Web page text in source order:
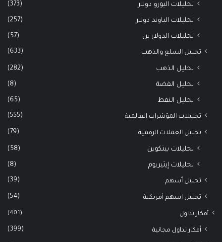
تحليلات اليورو دولار (373)
تحليلات الباوند دولار (257)
تحليلات الدولار ين (57)
تحليل السلع والذهب (633)
تحليل الذهب (282)
تحليل الفضة (8)
تحليل النفط (65)
تحليلات المؤشرات العالمية (555)
تحليل العملات الرقمية (79)
تحليلات بيتكوين (58)
تحليلات إيثيريوم (8)
تحليل أسهم (39)
تحليل اسهم أمريكية (54)
أفكار تداول (401)
أفكار تداول مجانية (399)